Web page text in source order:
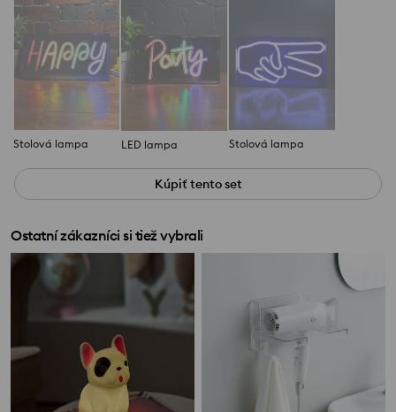
Stolová lampa LED lampa Stolová lampa
Kúpiť tento set
Ostatní zákazníci si tiež vybrali